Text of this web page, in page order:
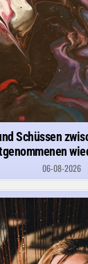
Schüssen
06-08-2026